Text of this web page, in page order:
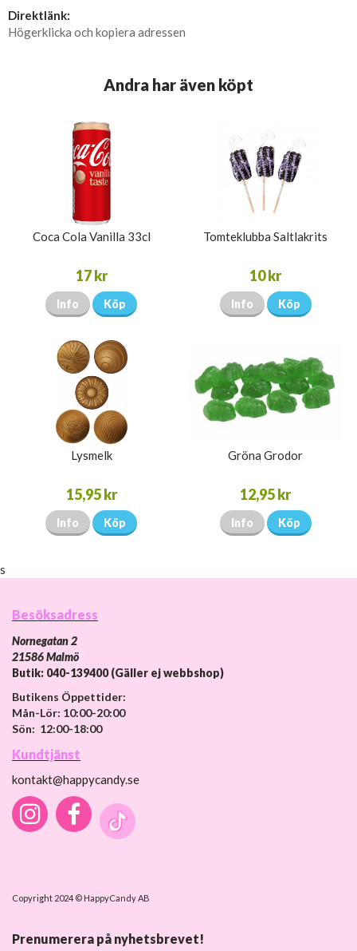
Direktlänk:
Högerklicka och kopiera adressen
Andra har även köpt
Coca Cola Vanilla 33cl
17 kr
Info Köp
Tomteklubba Saltlakrits
10 kr
Info Köp
Lysmelk
15,95 kr
Info Köp
Gröna Grodor
12,95 kr
Info Köp
s
Besöksadress
Nornegatan 2
21586 Malmö
Butik: 040-139400 (Gäller ej webbshop)
Butikens Öppettider:
Mån-Lör: 10:00-20:00
Sön: 12:00-18:00
Kundtjänst
kontakt@happycandy.se
Copyright 2024 © HappyCandy AB
Prenumerera på nyhetsbrevet!